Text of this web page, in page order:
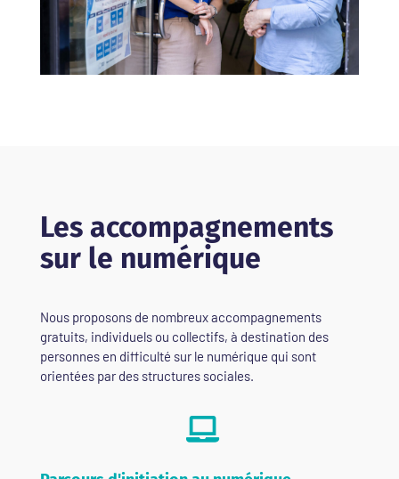
Les accompagnements
sur le numérique
Nous proposons de nombreux accompagnements
gratuits, individuels ou collectifs, à destination des
personnes en difficulté sur le numérique qui sont
orientées par des structures sociales.
